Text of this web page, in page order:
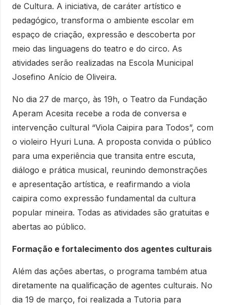
de Cultura. A iniciativa, de caráter artístico e
pedagógico, transforma o ambiente escolar em
espaço de criação, expressão e descoberta por
meio das linguagens do teatro e do circo. As
atividades serão realizadas na Escola Municipal
Josefino Anício de Oliveira.
No dia 27 de março, às 19h, o Teatro da Fundação
Aperam Acesita recebe a roda de conversa e
intervenção cultural “Viola Caipira para Todos”, com
o violeiro Hyuri Luna. A proposta convida o público
para uma experiência que transita entre escuta,
diálogo e prática musical, reunindo demonstrações
e apresentação artística, e reafirmando a viola
caipira como expressão fundamental da cultura
popular mineira. Todas as atividades são gratuitas e
abertas ao público.
Formação e fortalecimento dos agentes culturais
Além das ações abertas, o programa também atua
diretamente na qualificação de agentes culturais. No
dia 19 de março, foi realizada a Tutoria para